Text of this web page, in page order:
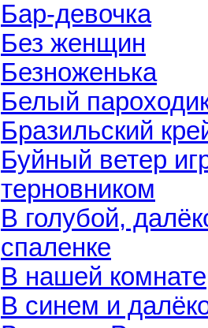
Бар-девочка
Без женщин
Безноженька
Белый
Бразильский
Буйный ветер
терновником
В голубой,
спаленке
В нашей комнате
В синем и